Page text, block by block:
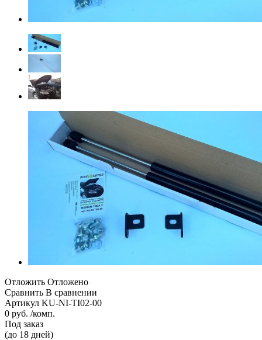
Отложить Отложено
Сравнить В сравнении
Артикул KU-NI-TI02-00
0 руб. /комп.
Под заказ
(до 18 дней)